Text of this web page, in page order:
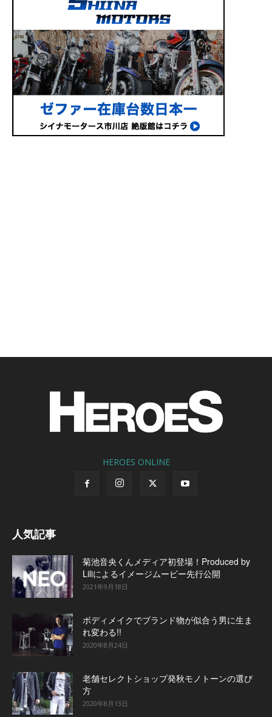
HEROES ONLINE
人気記事
菊池音央くんメディア初登場！Produced by
Liliによるイメージムービー先行公開
2021年9月18日
ボディメイクでブランド物が似合う男に生ま
れ変わる!!
2020年8月24日
老舗セレクトショップ発秋モノトーンの選び
方
2020年8月13日